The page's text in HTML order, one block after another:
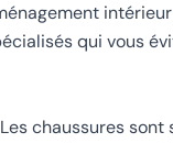
qui vous
chaussures